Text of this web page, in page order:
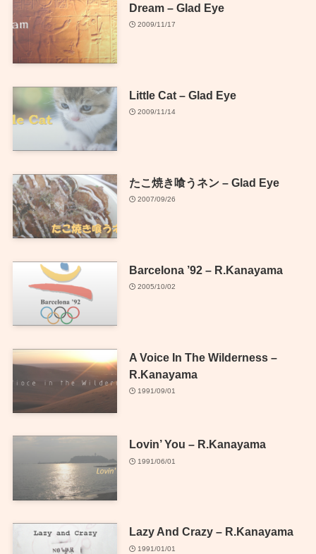
Dream – Glad Eye
2009/11/17
Little Cat – Glad Eye
2009/11/14
たこ焼き喰うネン – Glad Eye
2007/09/26
Barcelona ’92 – R.Kanayama
2005/10/02
A Voice In The Wilderness –
R.Kanayama
1991/09/01
Lovin’ You – R.Kanayama
1991/06/01
Lazy And Crazy – R.Kanayama
1991/01/01